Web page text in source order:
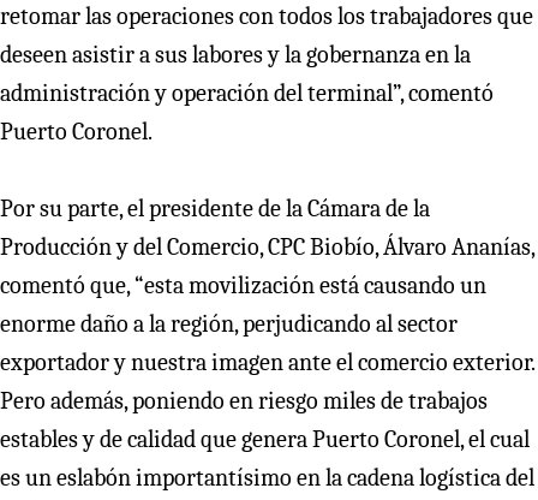
retomar las operaciones con todos los trabajadores que
deseen asistir a sus labores y la gobernanza en la
administración y operación del terminal”, comentó
Puerto Coronel.
Por su parte, el presidente de la Cámara de la
Producción y del Comercio, CPC Biobío, Álvaro Ananías,
comentó que, “esta movilización está causando un
enorme daño a la región, perjudicando al sector
exportador y nuestra imagen ante el comercio exterior.
Pero además, poniendo en riesgo miles de trabajos
estables y de calidad que genera Puerto Coronel, el cual
es un eslabón importantísimo en la cadena logística del